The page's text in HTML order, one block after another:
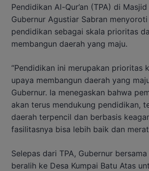
Pendidikan Al-Qur’an (TPA) di
Gubernur Agustiar Sabran
pendidikan sebagai skala prioritas
membangun daerah yang maju.
“Pendidikan ini merupakan prioritas
upaya membangun daerah yang
Gubernur. Ia menegaskan bahwa
akan terus mendukung pendidikan,
daerah terpencil dan berbasis
fasilitasnya bisa lebih baik dan
Selepas dari TPA, Gubernur
beralih ke Desa Kumpai Batu Atas